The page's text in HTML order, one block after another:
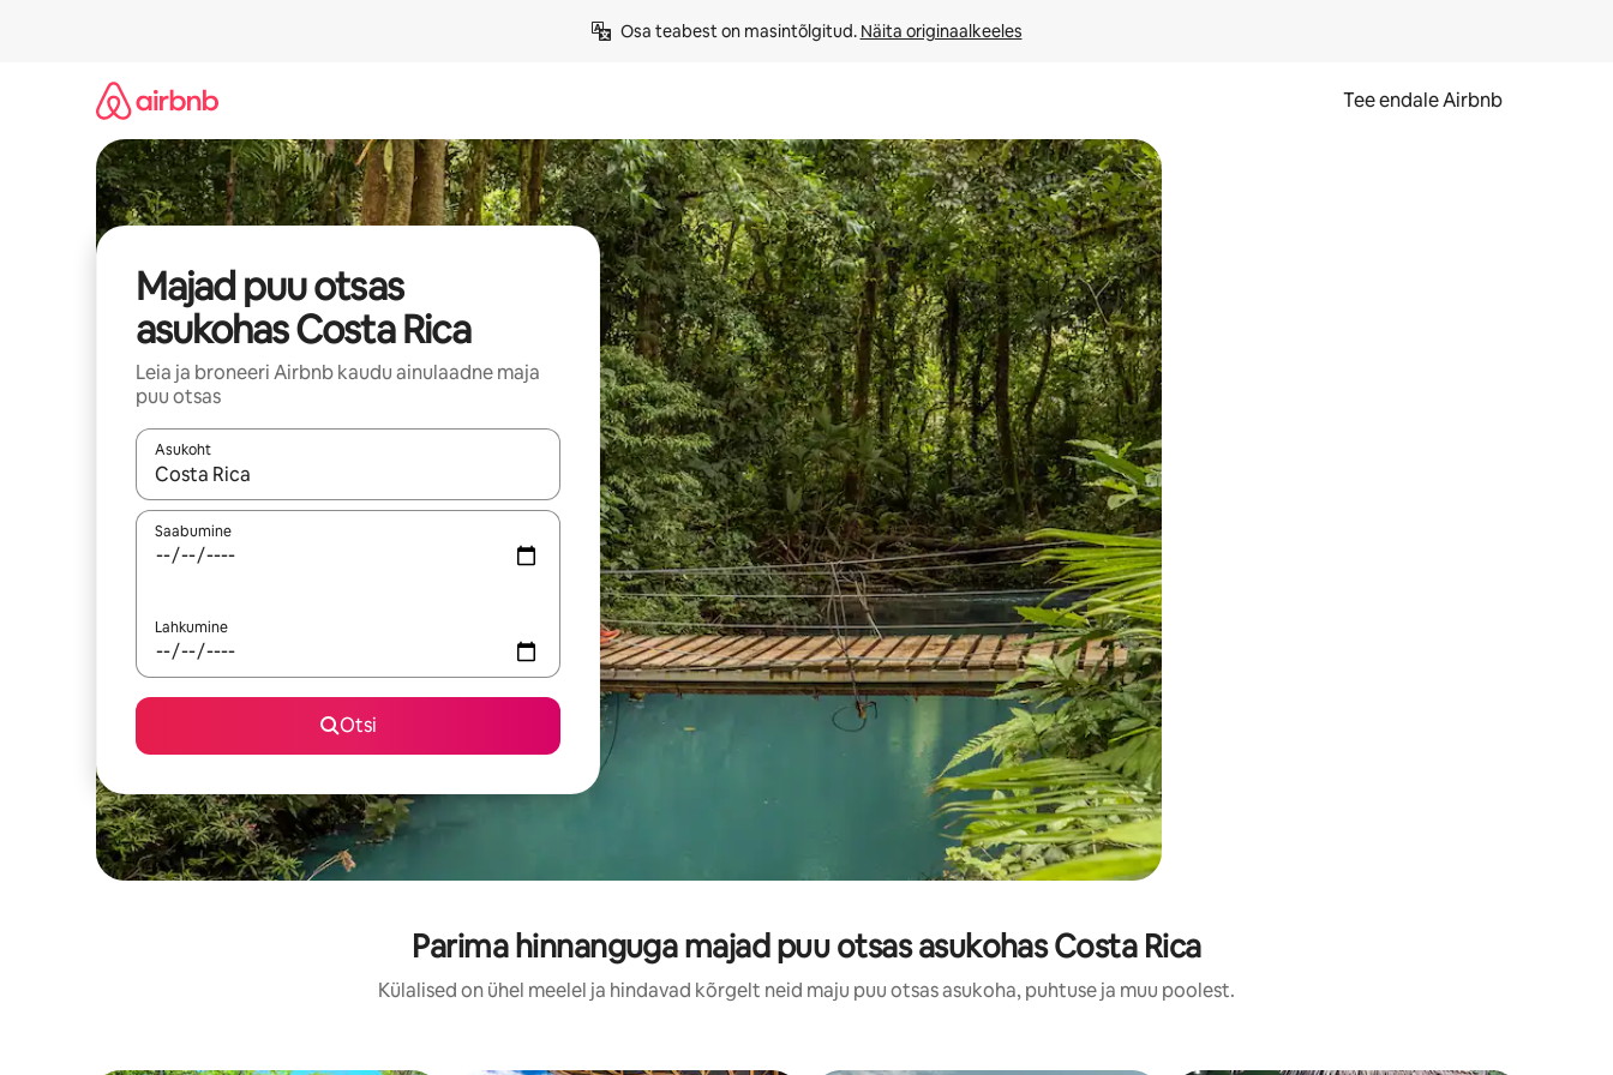
Osa teabest on masintõlgitud. Näita originaalkeeles
Tee endale Airbnb
Majad puu otsas
asukohas Costa Rica
Leia ja broneeri Airbnb kaudu ainulaadne maja
puu otsas
Asukoht
Kui tulemused on kuvatud, liigu ekraanil nooleklahvidega või puuduta või tõmba mööda ekraani.
Saabumine
Lahkumine
Otsi
Parima hinnanguga majad puu otsas asukohas Costa Rica
Külalised on ühel meelel ja hindavad kõrgelt neid maju puu otsas asukoha, puhtuse ja muu poolest.